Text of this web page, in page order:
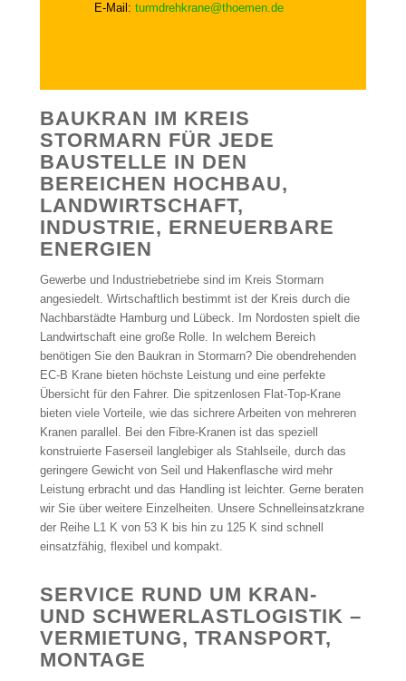
E-Mail: turmdrehkrane@thoemen.de
BAUKRAN IM KREIS
STORMARN FÜR JEDE
BAUSTELLE IN DEN
BEREICHEN HOCHBAU,
LANDWIRTSCHAFT,
INDUSTRIE, ERNEUERBARE
ENERGIEN
Gewerbe und Industriebetriebe sind im Kreis Stormarn
angesiedelt. Wirtschaftlich bestimmt ist der Kreis durch die
Nachbarstädte Hamburg und Lübeck. Im Nordosten spielt die
Landwirtschaft eine große Rolle. In welchem Bereich
benötigen Sie den Baukran in Stormarn? Die obendrehenden
EC-B Krane bieten höchste Leistung und eine perfekte
Übersicht für den Fahrer. Die spitzenlosen Flat-Top-Krane
bieten viele Vorteile, wie das sichrere Arbeiten von mehreren
Kranen parallel. Bei den Fibre-Kranen ist das speziell
konstruierte Faserseil langlebiger als Stahlseile, durch das
geringere Gewicht von Seil und Hakenflasche wird mehr
Leistung erbracht und das Handling ist leichter. Gerne beraten
wir Sie über weitere Einzelheiten. Unsere Schnelleinsatzkrane
der Reihe L1 K von 53 K bis hin zu 125 K sind schnell
einsatzfähig, flexibel und kompakt.
SERVICE RUND UM KRAN-
UND SCHWERLASTLOGISTIK –
VERMIETUNG, TRANSPORT,
MONTAGE